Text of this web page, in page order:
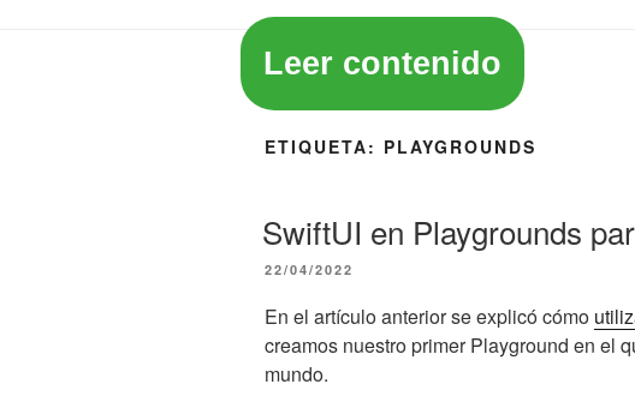
Leer contenido
ETIQUETA: PLAYGROUNDS
SwiftUI en Playgrounds
PUBLICADO
22/04/2022
En el artículo anterior se explicó cómo
creamos nuestro primer Playground en el
mundo.